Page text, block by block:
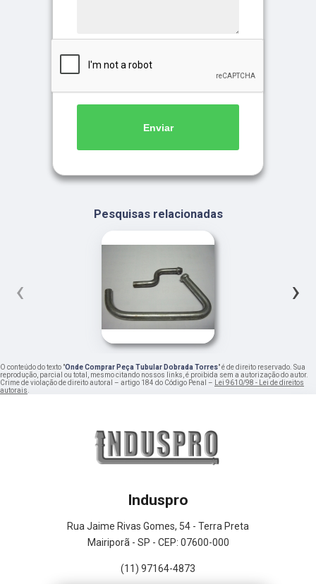
Enviar
Pesquisas relacionadas
‹ ›
O conteúdo do texto "Onde Comprar Peça Tubular Dobrada Torres" é de direito reservado. Sua
reprodução, parcial ou total, mesmo citando nossos links, é proibida sem a autorização do autor.
Crime de violação de direito autoral – artigo 184 do Código Penal – Lei 9610/98 - Lei de direitos
autorais.
Induspro
Rua Jaime Rivas Gomes, 54 - Terra Preta
Mairiporã - SP - CEP: 07600-000
(11) 97164-4873